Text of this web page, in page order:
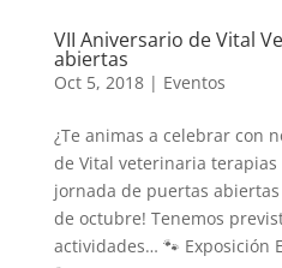
VII Aniversario de Vital
abiertas
Oct 5, 2018| Eventos
¿Te animas a celebrar con
de Vital veterinaria terapias
jornada de puertas
de octubre! Tenemos
actividades… 🐾 Exposición